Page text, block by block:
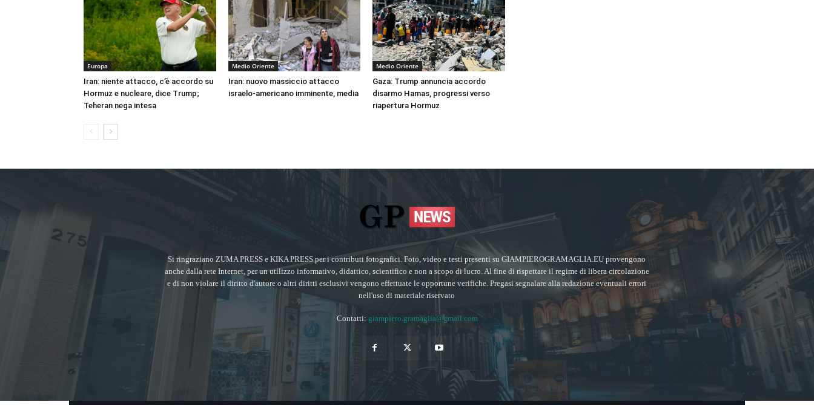
Europa
Iran: niente attacco, c’è accordo su
Hormuz e nucleare, dice Trump;
Teheran nega intesa
Medio Oriente
Iran: nuovo massiccio attacco
israelo-americano imminente, media
Medio Oriente
Gaza: Trump annuncia accordo
disarmo Hamas, progressi verso
riapertura Hormuz
Si ringraziano ZUMA PRESS e KIKA PRESS per i contributi fotografici. Foto, video e testi presenti su GIAMPIEROGRAMAGLIA.EU provengono
anche dalla rete Internet, per un utilizzo informativo, didattico, scientifico e non a scopo di lucro. Al fine di rispettare il regime di libera circolazione
e di non violare il diritto d'autore o altri diritti esclusivi vengono effettuate le opportune verifiche. Pregasi segnalare alla redazione eventuali errori
nell'uso di materiale riservato
Contatti: giampiero.gramaglia@gmail.com